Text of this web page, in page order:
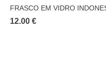
FRASCO EM VIDRO
12.00 €